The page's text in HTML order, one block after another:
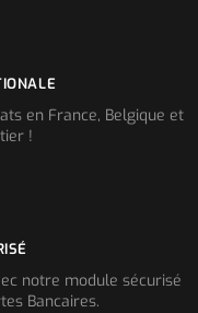
en France, Belgique et
!
notre module sécurisé
Bancaires.